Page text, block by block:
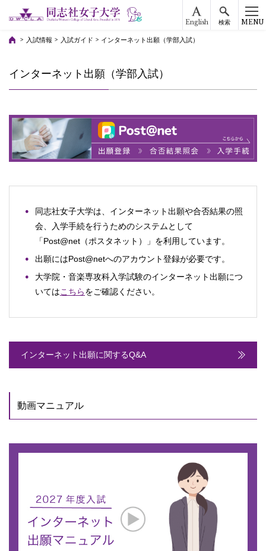
English 検索 MENU
入試情報 入試ガイド インターネット出願（学部入試）
インターネット出願（学部入試）
同志社女子大学は、インターネット出願や合否結果の照
会、入学手続を行うためのシステムとして
「Post@net（ポスタネット）」を利用しています。
出願にはPost@netへのアカウント登録が必要です。
大学院・音楽専攻科入学試験のインターネット出願につ
いてはこちらをご確認ください。
インターネット出願に関するQ&A
動画マニュアル